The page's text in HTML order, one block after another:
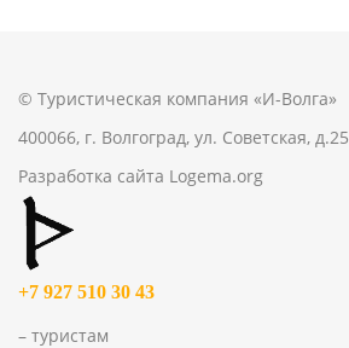
© Туристическая компания «И-Волга»
400066, г. Волгоград, ул. Советская, д.25
Разработка сайта Logema.org
+7 927 510 30 43
– туристам